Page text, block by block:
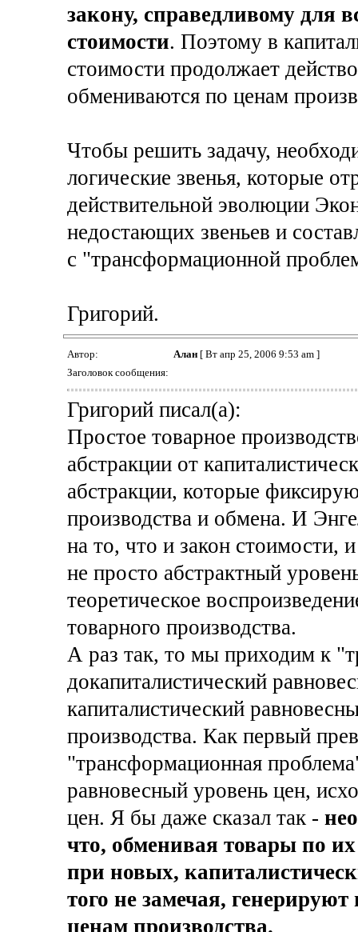
закону, справедливому для
стоимости. Поэтому в
стоимости продолжает
обмениваются по ценам
Чтобы решить задачу,
логические звенья, которые
действительной эволюции
недостающих звеньев и
с "трансформационной
Григорий.
Автор: Алан[ Вт апр 25, 2006 9:53 am ]
Заголовок сообщения:
Григорий писал(а):
Простое товарное
абстракции от
абстракции, которые
производства и обмена. И
на то, что и закон стоимости,
не просто абстрактный
теоретическое
товарного производства.
А раз так, то мы приходим к
докапиталистический
капиталистический
производства. Как первый
"трансформационная
равновесный уровень цен,
цен. Я бы даже сказал так -
что, обменивая товары по
при новых,
того не замечая,
ценам производства.